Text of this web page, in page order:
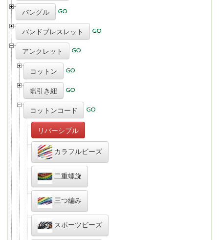
バングル
バンドブレスレット
アンクレット
コットン
蝋引き紐
コットンコード
リバーシブル
カラフルビーズ
二重螺旋
三つ編み
スポーツビーズ